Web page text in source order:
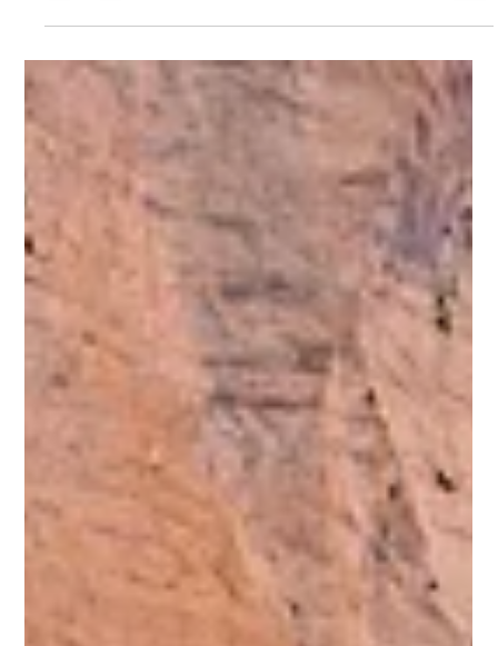
cultuur en verborgen parels
Wie aan Zakynthos denkt, ziet vaak witte stranden, turquoise
water en toeristische badplaatsen voor zich. Maar tijdens een
wandelvakantie Zakynthos ontdek je een heel andere kant van dit
Ionische eiland. Een kant vol verborgen wandelpaden,
authentieke dorpjes, eeuwenoude tradities en ontmoetingen met
bewoners die hun eiland met trots delen.